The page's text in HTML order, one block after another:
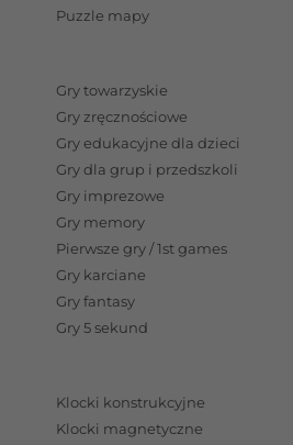
Puzzle mapy
Gry towarzyskie
Gry zręcznościowe
Gry edukacyjne dla dzieci
Gry dla grup i przedszkoli
Gry imprezowe
Gry memory
Pierwsze gry / 1st games
Gry karciane
Gry fantasy
Gry 5 sekund
Klocki konstrukcyjne
Klocki magnetyczne